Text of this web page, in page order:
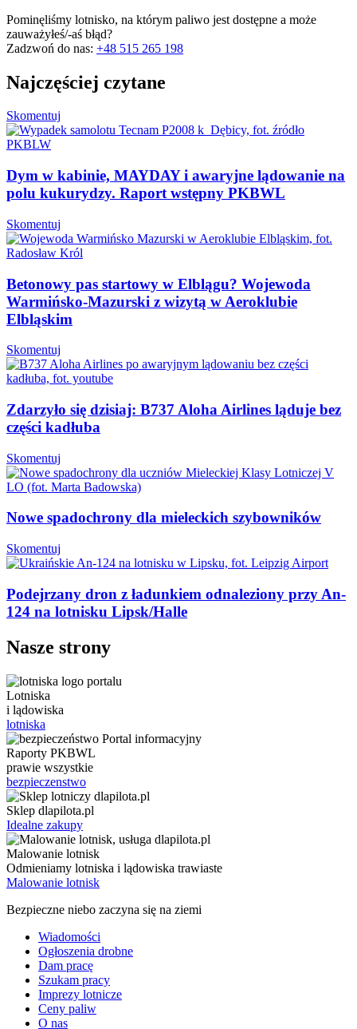
Pominęliśmy lotnisko, na którym paliwo jest dostępne a może
zauważyłeś/-aś błąd?
Zadzwoń do nas: +48 515 265 198
Najczęściej czytane
Skomentuj
Dym w kabinie, MAYDAY i awaryjne lądowanie na
polu kukurydzy. Raport wstępny PKBWL
Skomentuj
Betonowy pas startowy w Elblągu? Wojewoda
Warmińsko-Mazurski z wizytą w Aeroklubie
Elbląskim
Skomentuj
Zdarzyło się dzisiaj: B737 Aloha Airlines ląduje bez
części kadłuba
Skomentuj
Nowe spadochrony dla mieleckich szybowników
Skomentuj
Podejrzany dron z ładunkiem odnaleziony przy An-
124 na lotnisku Lipsk/Halle
Nasze strony
Lotniska
i lądowiska
lotniska
Raporty PKBWL
prawie wszystkie
bezpieczenstwo
Sklep dlapilota.pl
Idealne zakupy
Malowanie lotnisk
Odmieniamy lotniska i lądowiska trawiaste
Malowanie lotnisk
Bezpieczne niebo zaczyna się na ziemi
Wiadomości
Ogłoszenia drobne
Dam pracę
Szukam pracy
Imprezy lotnicze
Ceny paliw
O nas